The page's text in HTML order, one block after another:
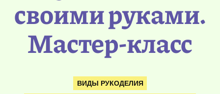
своими руками.
Мастер-класс
ВИДЫ РУКОДЕЛИЯ